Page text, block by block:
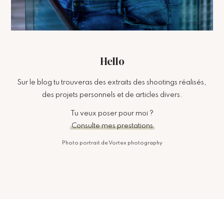
Hello
Sur le blog tu trouveras des extraits des shootings réalisés,
des projets personnels et de articles divers.
Tu veux poser pour moi ?
Consulte mes prestations
Photo portrait de Vortex photography